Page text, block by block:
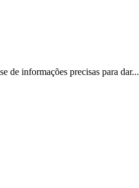
de informações precisas para dar...